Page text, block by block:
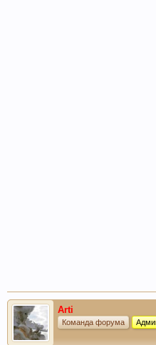
Arti
Команда форума